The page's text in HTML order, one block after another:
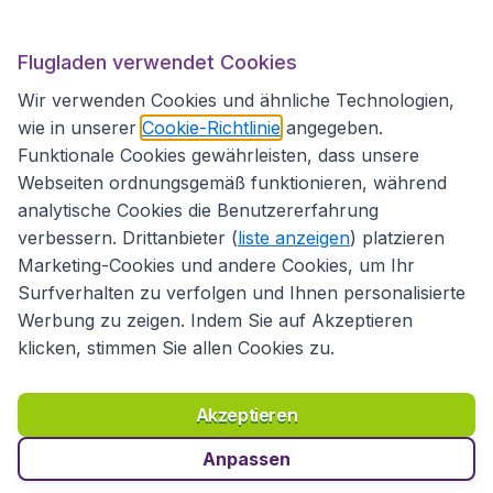
Flugladen.at
Internationale Webseiten
Richtlinien und Bedingungen
Haftungsausschluss
Datenschutzerklärung
Cookies Copyright © 2026
Flugladen verwendet Cookies
Wir verwenden Cookies und ähnliche Technologien,
wie in unserer Cookie-Richtlinie angegeben.
Funktionale Cookies gewährleisten, dass unsere
Webseiten ordnungsgemäß funktionieren, während
analytische Cookies die Benutzererfahrung
verbessern. Drittanbieter (liste anzeigen) platzieren
Marketing-Cookies und andere Cookies, um Ihr
Surfverhalten zu verfolgen und Ihnen personalisierte
Werbung zu zeigen. Indem Sie auf Akzeptieren
klicken, stimmen Sie allen Cookies zu.
Akzeptieren
Anpassen